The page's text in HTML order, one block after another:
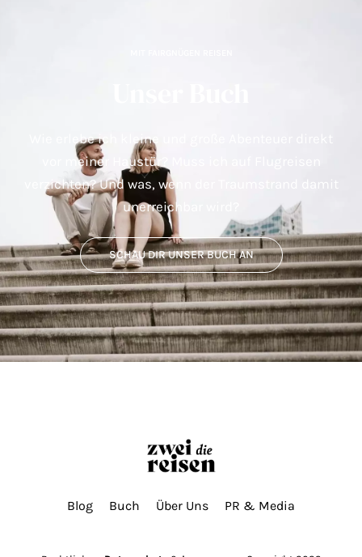
Wie erlebe ich kleine und große Abenteuer direkt
vor meiner Haustür? Muss ich auf Flugreisen
verzichten? Und was, wenn der Traumstrand damit
unerreichbar wird?
SCHAU DIR UNSER BUCH AN
Blog Buch Über Uns PR & Media